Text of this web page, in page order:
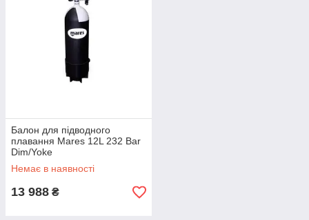
Балон для підводного
плавання Mares 12L 232 Bar
Dim/Yoke
Немає в наявності
13 988 ₴